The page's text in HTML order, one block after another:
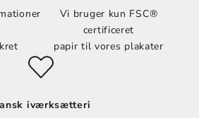
Vi bruger kun FSC®
certificeret
papir til vores plakater
iværksætteri